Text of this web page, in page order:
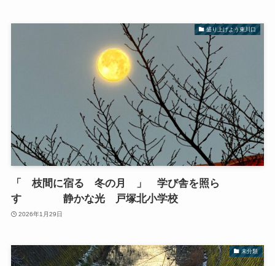
盛り上げよう東川口
「 枝間に宿る 冬の月 」 学び舎を照ら
す 静かな光 戸塚北小学校
2026年1月29日
未分類